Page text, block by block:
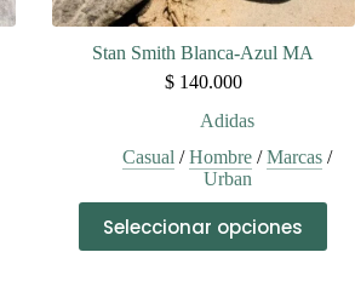
Stan Smith Blanca-Azul MA
$140.000
Adidas
Casual /Hombre /Marcas /
Urban
Seleccionar opciones
producto
tiene